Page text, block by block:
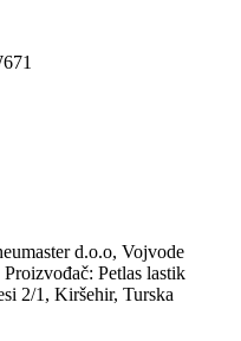
d.o.o, Vojvode
Petlas lastik
2/1, Kiršehir, Turska